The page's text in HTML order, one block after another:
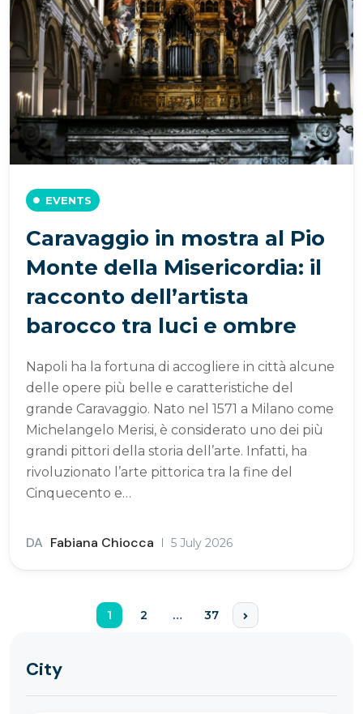
EVENTS
Caravaggio in mostra al Pio
Monte della Misericordia: il
racconto dell’artista
barocco tra luci e ombre
Napoli ha la fortuna di accogliere in città alcune
delle opere più belle e caratteristiche del
grande Caravaggio. Nato nel 1571 a Milano come
Michelangelo Merisi, è considerato uno dei più
grandi pittori della storia dell’arte. Infatti, ha
rivoluzionato l’arte pittorica tra la fine del
Cinquecento e…
DA Fabiana Chiocca 5 July 2026
1 2 … 37
City